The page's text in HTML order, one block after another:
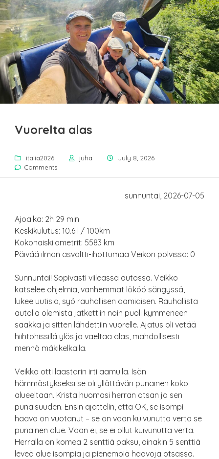
Vuorelta alas
italia2026 juha
July 8, 2026
Comments
sunnuntai, 2026-07-05
Ajoaika: 2h 29 min
Keskikulutus: 10.6 l / 100km
Kokonaiskilometrit: 5583 km
Päivää ilman asvaltti-ihottumaa Veikon polvissa: 0
Sunnuntai! Sopivasti viileässä autossa. Veikko
katselee ohjelmia, vanhemmat lököö sängyssä,
lukee uutisia, syö rauhallisen aamiaisen. Rauhallista
autolla olemista jatkettiin noin puoli kymmeneen
saakka ja sitten lähdettiin vuorelle. Ajatus oli vetää
hiihtohissillä ylös ja vaeltaa alas, mahdollisesti
mennä mäkikelkalla.
Veikko otti laastarin irti aamulla. Isän
hämmästykseksi se oli yllättävän punainen koko
alueeltaan. Krista huomasi herran otsan ja sen
punaisuuden. Ensin ajattelin, että OK, se isompi
haava on vuotanut – se on vaan kuivunutta verta se
punainen alue. Vaan ei, se ei ollut kuivunutta verta.
Herralla on komea 2 senttiä paksu, ainakin 5 senttiä
leveä alue isompia ja pienempiä haavoja otsassa.